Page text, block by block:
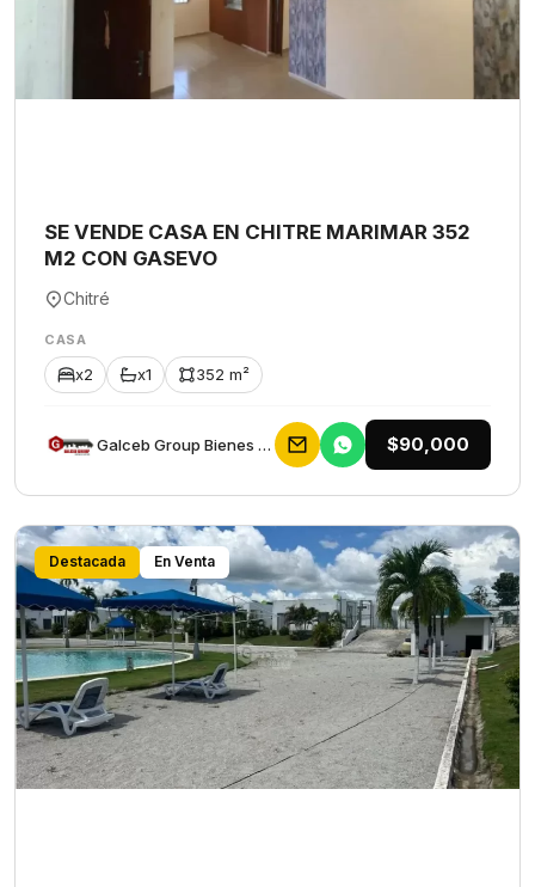
SE VENDE CASA EN CHITRE MARIMAR 352
M2 CON GASEVO
Chitré
CASA
x2 x1 352 m²
Galceb Group Bienes Raices $90,000
Destacada En Venta